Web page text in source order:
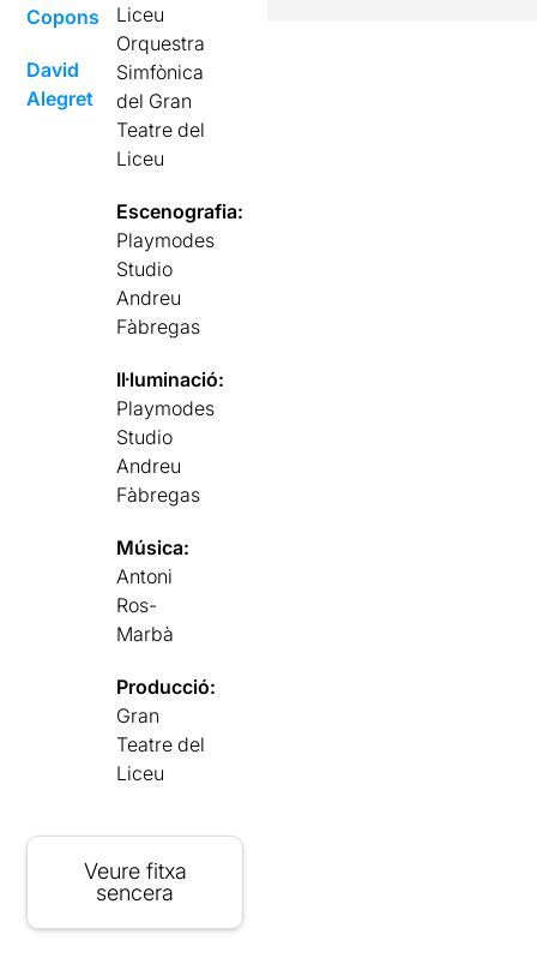
Copons
David
Alegret
Liceu
Orquestra
Simfònica
del Gran
Teatre del
Liceu
Escenografia:
Playmodes
Studio
Andreu
Fàbregas
Il·luminació:
Playmodes
Studio
Andreu
Fàbregas
Música:
Antoni
Ros-
Marbà
Producció:
Gran
Teatre del
Liceu
Veure fitxa
sencera